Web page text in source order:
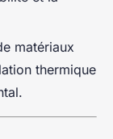
matériaux
thermique